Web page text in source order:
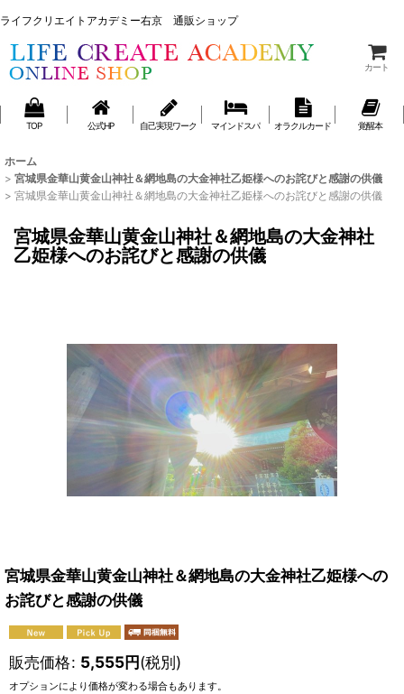
ライフクリエイトアカデミー右京 通販ショップ
カート
TOP 公式HP 自己実現ワーク マインドスパ オラクルカード 覚醒本
ホーム
> 宮城県金華山黄金山神社＆網地島の大金神社乙姫様へのお詫びと感謝の供儀
> 宮城県金華山黄金山神社＆網地島の大金神社乙姫様へのお詫びと感謝の供儀
宮城県金華山黄金山神社＆網地島の大金神社
乙姫様へのお詫びと感謝の供儀
宮城県金華山黄金山神社＆網地島の大金神社乙姫様への
お詫びと感謝の供儀
販売価格: 5,555円(税別)
オプションにより価格が変わる場合もあります。